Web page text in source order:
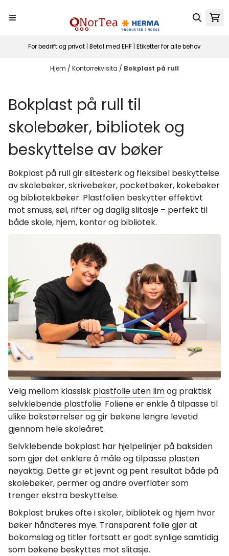
For bedrift og privat | Betal med EHF | Etiketter for alle behov
Hjem / Kontorrekvisita / Bokplast på rull
Bokplast på rull til
skolebøker, bibliotek og
beskyttelse av bøker
Bokplast på rull gir slitesterk og fleksibel beskyttelse
av skolebøker, skrivebøker, pocketbøker, kokebøker
og bibliotekbøker. Plastfolien beskytter effektivt
mot smuss, søl, rifter og daglig slitasje – perfekt til
både skole, hjem, kontor og bibliotek.
Velg mellom klassisk plastfolie uten limog praktisk
selvklebende plastfolie. Foliene er enkle å tilpasse til
ulike bokstørrelser og gir bøkene lengre levetid
gjennom hele skoleåret.
Selvklebende bokplast har hjelpelinjer på baksiden
som gjør det enklere å måle og tilpasse plasten
nøyaktig. Dette gir et jevnt og pent resultat både på
skolebøker, permer og andre overflater som
trenger ekstra beskyttelse.
Bokplast brukes ofte i skoler, bibliotek og hjem hvor
bøker håndteres mye. Transparent folie gjør at
bokomslag og titler fortsatt er godt synlige samtidig
som bøkene beskyttes mot slitasje.